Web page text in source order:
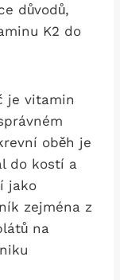
důvodů,
K2 do
je vitamin
oběh je
do kostí a
jako
zejména z
na